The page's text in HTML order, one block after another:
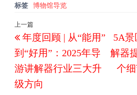
标签 博物馆导览
文
章
导
航
上
一
篇
文
章
上一篇
年度回顾 | 从“能用”
到“好用”：2025年导
游讲解器行业三大升
级方向
5A
解器
个